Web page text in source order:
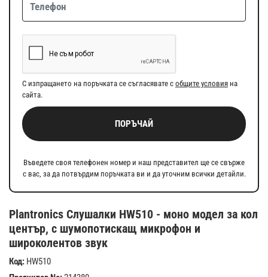
Plantronics Слушалки HW510 - моно модел за кол
център, с шумопотискащ микрофон и
широколентов звук
Код: HW510
С изпращането на поръчката се съгласявате с общите условия на
сайта.
ПОРЪЧАЙ
Въведете своя телефонен номер и наш представител ще се свърже
с вас, за да потвърдим поръчката ви и да уточним всички детайли.